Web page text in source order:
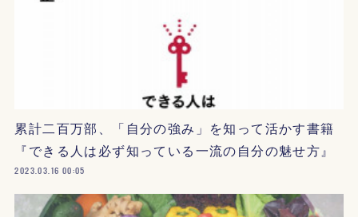
累計二百万部、「自分の強み」を知って活かす書籍
『できる人は必ず知っている一流の自分の魅せ方』
2023.03.16 00:05